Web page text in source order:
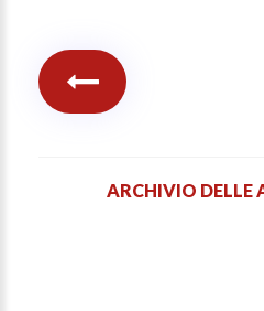
ARCHIVIO DELLE